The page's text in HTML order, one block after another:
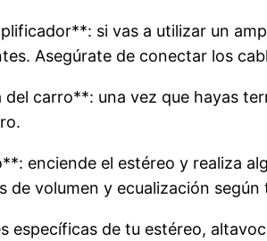
si vas a utilizar un
Asegúrate de conectar los
carro**: una vez que hayas
enciende el estéreo y realiza
de volumen y ecualización según
específicas de tu estéreo,